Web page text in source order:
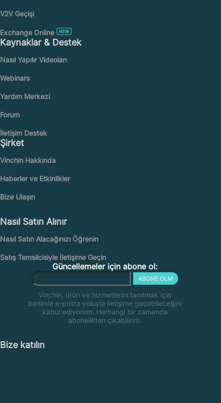
V2V Geçişi
Exchange Online
Kaynaklar & Destek
Nasıl Yapılır Videoları
Webinars
Yardım Merkezi
Forum
İletişim Destek
Şirket
Vinchin Hakkında
Haberler ve Etkinlikler
Bize Ulaşın
Nasıl Satın Alınır
Nasıl Satın Alacağınızı Öğrenin
Satış Temsilcisiyle İletişime Geçin
Güncellemeler için abone ol:
ABONE OLM
Vinchin, ürün ve hizmetlerini tanıtmak için
benimle e-posta yoluyla iletişime geçebileceğini
kabul ediyorum. Herhangi bir zamanda
abonelikten çıkabilirim.
Bize katılın